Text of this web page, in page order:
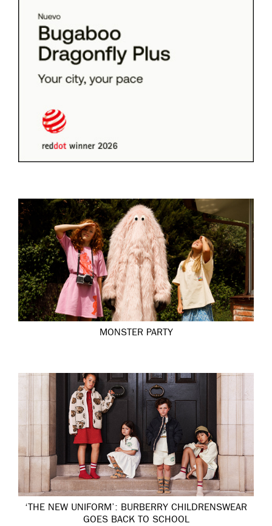
MONSTER PARTY
‘THE NEW UNIFORM’: BURBERRY CHILDRENSWEAR
GOES BACK TO SCHOOL